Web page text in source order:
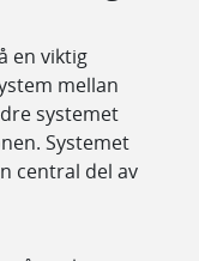
en viktig
mellan
systemet
Systemet
central del av